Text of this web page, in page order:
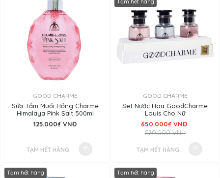
GOOD CHARME
Sữa Tắm Muối Hồng Charme
Himalaya Pink Salt 500ml
125.000₫ VNĐ
TẠM HẾT HÀNG
Tạm hết hàng
GOOD CHARME
Set Nước Hoa GoodCharme
Louis Cho Nữ
650.000₫ VNĐ
870,000 VNĐ
TẠM HẾT HÀNG
Tạm hết hàng Tạm hết hàng